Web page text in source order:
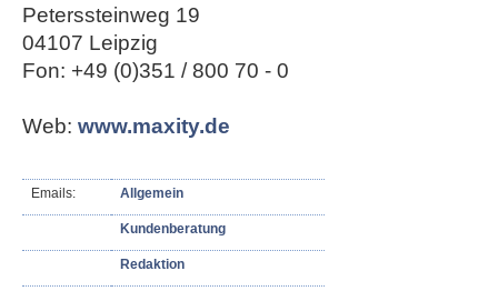
Peterssteinweg 19
04107 Leipzig
Fon: +49 (0)351 / 800 70 - 0
Web: www.maxity.de
Emails: Allgemein
Kundenberatung
Redaktion